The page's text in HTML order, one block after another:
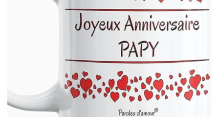
D’ENVIES